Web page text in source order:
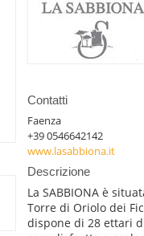
Contatti
Faenza
+39 0546642142
www.lasabbiona.it
Descrizione
La SABBIONA è
Torre di Oriolo dei
dispone di 28 ettari